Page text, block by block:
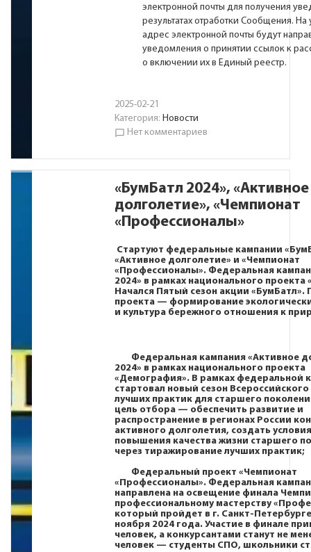
электронной почты для получения
результатах отработки Сообщения. На
адрес электронной почты будут
уведомления о принятии ссылок к
о включении их в Единый реестр.
2025-02-21
Категория: Новости
chat_bubble_outline Нет комментариев
«БумБатл 2024», «Активное
долголетие», «Чемпионат
«Профессионалы»
Стартуют федеральные кампании
«Активное долголетие» и «Чемпионат
«Профессионалы». Федеральная
2024» в рамках национального проекта
Начался Пятый сезон акции «БумБатл».
проекта — формирование
и культура бережного отношения к
Федеральная кампания «Активное
2024» в рамках национального проекта
«Демография». В рамках федеральной
стартовал новый сезон
лучших практик для старшего
цель отбора — обеспечить развитие и
распространение в регионах России
активного долголетия, создать
повышения качества жизни старшего
через тиражирование лучших практик;
Федеральный проект «Чемпионат
«Профессионалы». Федеральная
направлена на освещение финала
профессиональному мастерству
который пройдет в г. Санкт-Петербурге
ноября 2024 года. Участие в финале
человек, а конкурсантами станут не
человек — студенты СПО, школьники